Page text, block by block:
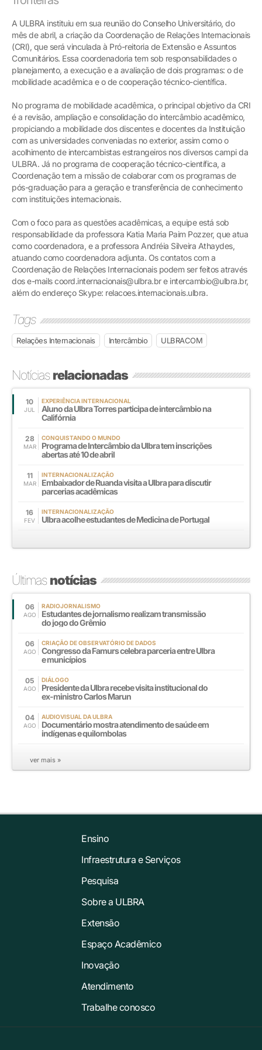
A ULBRA instituiu em sua reunião do Conselho Universitário, do
mês de abril, a criação da Coordenação de Relações Internacionais
(CRI), que será vinculada à Pró-reitoria de Extensão e Assuntos
Comunitários. Essa coordenadoria tem sob responsabilidades o
planejamento, a execução e a avaliação de dois programas: o de
mobilidade acadêmica e o de cooperação técnico-científica.
No programa de mobilidade acadêmica, o principal objetivo da CRI
é a revisão, ampliação e consolidação do intercâmbio acadêmico,
propiciando a mobilidade dos discentes e docentes da Instituição
com as universidades conveniadas no exterior, assim como o
acolhimento de intercambistas estrangeiros nos diversos campi da
ULBRA. Já no programa de cooperação técnico-científica, a
Coordenação tem a missão de colaborar com os programas de
pós-graduação para a geração e transferência de conhecimento
com instituições internacionais.
Com o foco para as questões acadêmicas, a equipe está sob
responsabilidade da professora Katia Maria Paim Pozzer, que atua
como coordenadora, e a professora Andréia Silveira Athaydes,
atuando como coordenadora adjunta. Os contatos com a
Coordenação de Relações Internacionais podem ser feitos através
dos e-mails coord.internacionais@ulbra.br e intercambio@ulbra.br,
além do endereço Skype: relacoes.internacionais.ulbra.
Tags
Relações Internacionais Intercâmbio ULBRACOM
Notíciasrelacionadas
10
JUL
EXPERIÊNCIA INTERNACIONAL
Aluno da Ulbra Torres participa de intercâmbio na
Califórnia
28
MAR
CONQUISTANDO O MUNDO
Programa de Intercâmbio da Ulbra tem inscrições
abertas até 10 de abril
11
MAR
INTERNACIONALIZAÇÃO
Embaixador de Ruanda visita a Ulbra para discutir
parcerias acadêmicas
16
FEV
INTERNACIONALIZAÇÃO
Ulbra acolhe estudantes de Medicina de Portugal
Últimasnotícias
06
AGO
RADIOJORNALISMO
Estudantes de jornalismo realizam transmissão
do jogo do Grêmio
06
AGO
CRIAÇÃO DE OBSERVATÓRIO DE DADOS
Congresso da Famurs celebra parceria entre Ulbra
e municípios
05
AGO
DIÁLOGO
Presidente da Ulbra recebe visita institucional do
ex-ministro Carlos Marun
04
AGO
AUDIOVISUAL DA ULBRA
Documentário mostra atendimento de saúde em
indígenas e quilombolas
ver mais »
Ensino
Infraestrutura e Serviços
Pesquisa
Sobre a ULBRA
Extensão
Espaço Acadêmico
Inovação
Atendimento
Trabalhe conosco